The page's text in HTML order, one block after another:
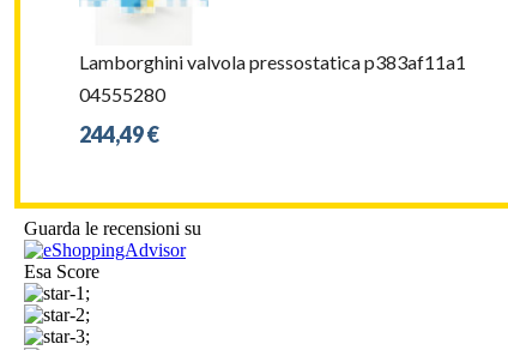
Lamborghini valvola pressostatica p383af11a1
04555280
244,49 €